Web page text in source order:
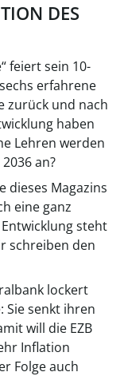
DES
feiert sein 10-
erfahrene
zurück und nach
haben
Lehren werden
an?
dieses Magazins
eine ganz
steht
schreiben den
lockert
Sie senkt ihren
will die EZB
Inflation
Folge auch